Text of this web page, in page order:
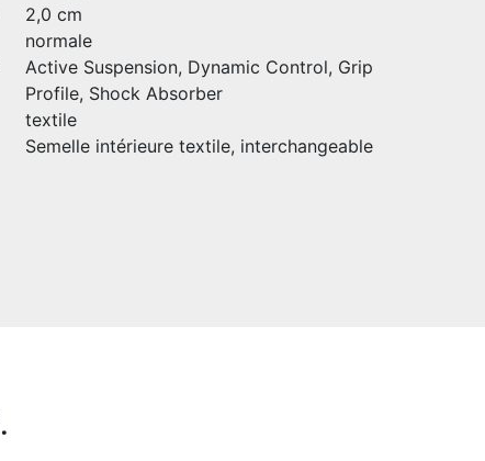
2,0 cm
normale
Active Suspension, Dynamic Control, Grip
Profile, Shock Absorber
textile
Semelle intérieure textile, interchangeable
.